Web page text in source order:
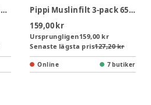
Muslin filt 6-pack – Lady Lovebug
Pippi Muslinfilt 3‑pack 65x65 - Ashley Blue
159,00 kr
Ursprungligen159,00 kr
Senaste lägsta pris127,20 kr
Online 7 butiker